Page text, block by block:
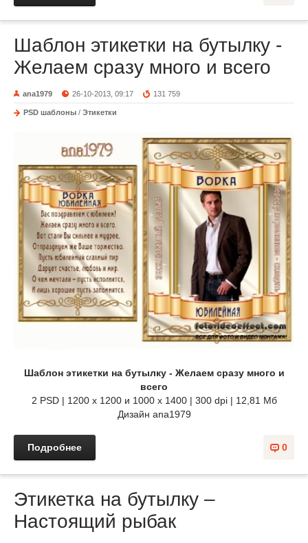
Шаблон этикетки на бутылку -
Желаем сразу много и всего
ana1979 26-10-2013, 09:17 131 759
PSD шаблоны / Этикетки
Шаблон этикетки на бутылку - Желаем сразу много и
всего
2 PSD | 1200 x 1200 и 1000 х 1400 | 300 dpi | 12,81 Мб
Дизайн аnа1979
0
Подробнее
Этикетка на бутылку –
Настоящий рыбак